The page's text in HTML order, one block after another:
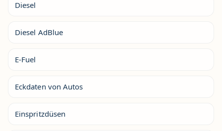
Diesel
Diesel AdBlue
E-Fuel
Eckdaten von Autos
Einspritzdüsen